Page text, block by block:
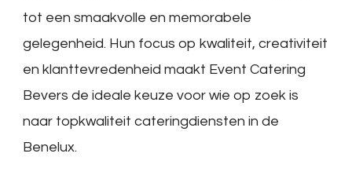
tot een smaakvolle en memorabele
gelegenheid. Hun focus op kwaliteit, creativiteit
en klanttevredenheid maakt Event Catering
Bevers de ideale keuze voor wie op zoek is
naar topkwaliteit cateringdiensten in de
Benelux.